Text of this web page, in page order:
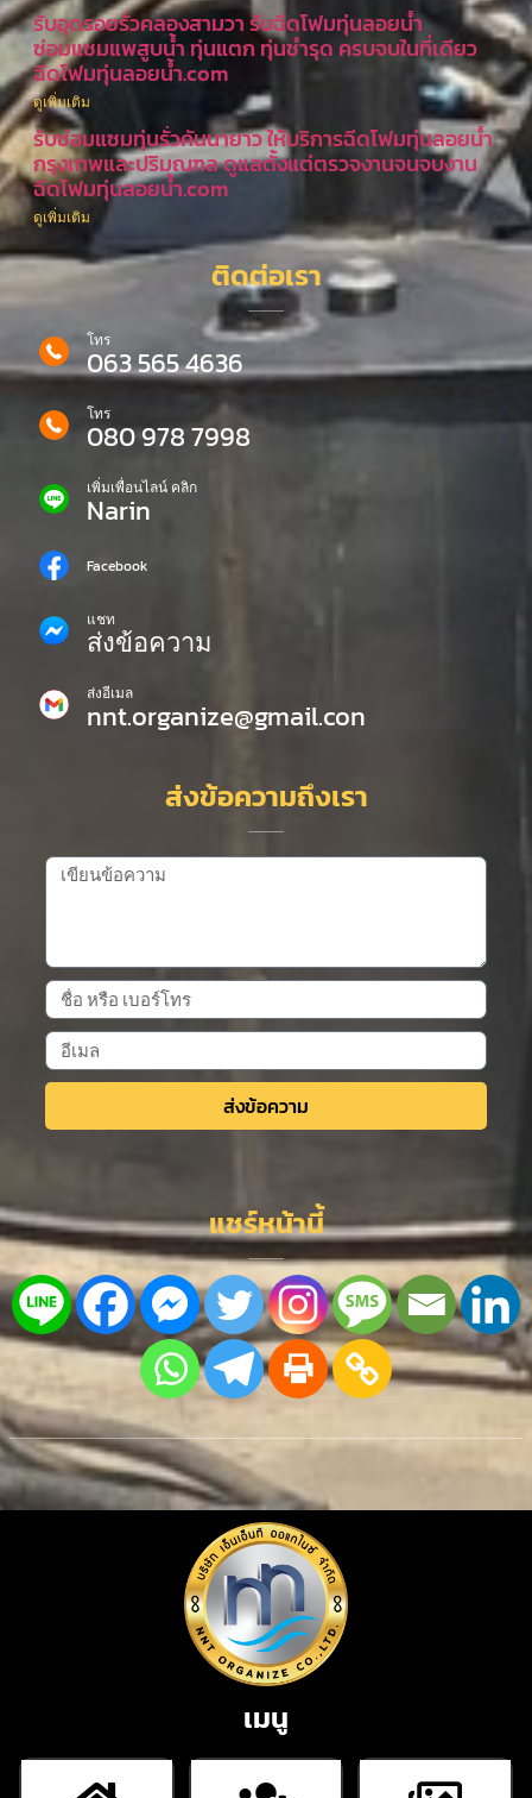
รับอุดรอยรั่วคลองสามวา รับฉีดโฟมทุ่นลอยน้ำ
ซ่อมแซมแพสูบน้ำ ทุ่นแตก ทุ่นชำรุด ครบจบในที่เดียว
ฉีดโฟมทุ่นลอยน้ำ.com
ดูเพิ่มเติม
รับซ่อมแซมทุ่นรั่วคันนายาว ให้บริการฉีดโฟมทุ่นลอยน้ำ
กรุงเทพและปริมณฑล ดูแลตั้งแต่ตรวจงานจนจบงาน
ฉีดโฟมทุ่นลอยน้ำ.com
ดูเพิ่มเติม
ติดต่อเรา
โทร
063 565 4636
โทร
080 978 7998
เพิ่มเพื่อนไลน์ คลิก
Narin
Facebook
แชท
ส่งข้อความ
ส่งอีเมล
nnt.organize@gmail.con
ส่งข้อความถึงเรา
ส่งข้อความ
แชร์หน้านี้
เมนู